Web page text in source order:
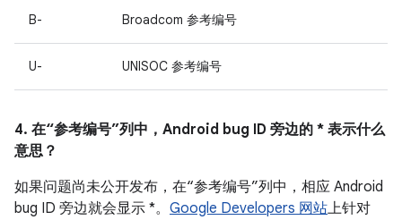
B- Broadcom 参考编号
U- UNISOC 参考编号
4. 在“参考编号”列中，Android bug ID 旁边的 * 表示什么
意思？
如果问题尚未公开发布，在“参考编号”列中，相应 Android
bug ID 旁边就会显示 *。 Google Developers 网站上针对